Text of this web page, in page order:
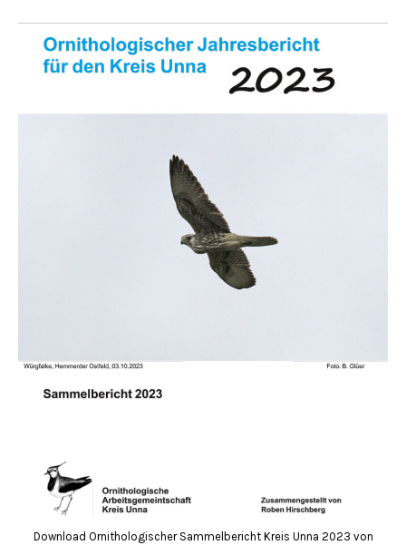
Download Ornithologischer Sammelbericht Kreis Unna 2023 von